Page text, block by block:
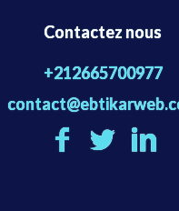
Contactez nous
+212665700977